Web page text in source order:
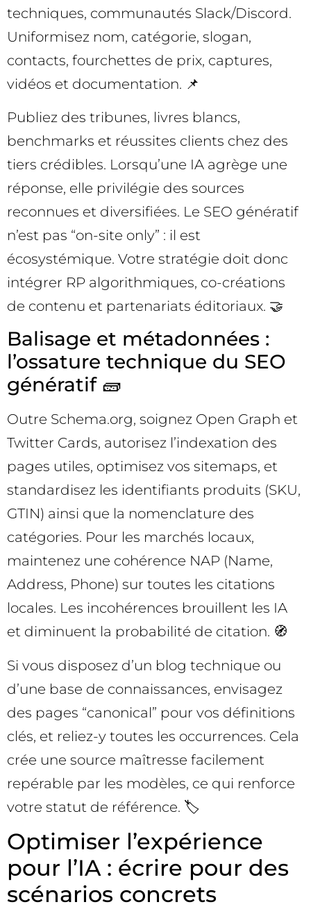
techniques, communautés Slack/Discord.
Uniformisez nom, catégorie, slogan,
contacts, fourchettes de prix, captures,
vidéos et documentation. 📌
Publiez des tribunes, livres blancs,
benchmarks et réussites clients chez des
tiers crédibles. Lorsqu’une IA agrège une
réponse, elle privilégie des sources
reconnues et diversifiées. Le SEO génératif
n’est pas “on-site only” : il est
écosystémique. Votre stratégie doit donc
intégrer RP algorithmiques, co-créations
de contenu et partenariats éditoriaux. 🤝
Balisage et métadonnées :
l’ossature technique du SEO
génératif 🧱
Outre Schema.org, soignez Open Graph et
Twitter Cards, autorisez l’indexation des
pages utiles, optimisez vos sitemaps, et
standardisez les identifiants produits (SKU,
GTIN) ainsi que la nomenclature des
catégories. Pour les marchés locaux,
maintenez une cohérence NAP (Name,
Address, Phone) sur toutes les citations
locales. Les incohérences brouillent les IA
et diminuent la probabilité de citation. 🧭
Si vous disposez d’un blog technique ou
d’une base de connaissances, envisagez
des pages “canonical” pour vos définitions
clés, et reliez-y toutes les occurrences. Cela
crée une source maîtresse facilement
repérable par les modèles, ce qui renforce
votre statut de référence. 🏷️
Optimiser l’expérience
pour l’IA : écrire pour des
scénarios concrets